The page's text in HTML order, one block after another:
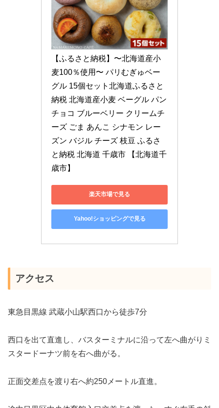
【ふるさと納税】〜北海道産小
麦100％使用〜 パリむぎゅベー
グル 15個セット北海道ふるさと
納税 北海道産小麦 ベーグル パン
チョコ ブルーベリー クリームチ
ーズ ごま あんこ シナモン レー
ズン バジル チーズ 枝豆 ふるさ
と納税 北海道 千歳市 【北海道千
歳市】
楽天市場で見る
Yahoo!ショッピングで見る
アクセス
東急目黒線 武蔵小山駅西口から徒歩7分
西口を出て直進し、バスターミナルに沿って左へ曲がりミ
スタードーナツ前を右へ曲がる。
正面交差点を渡り右へ約250メートル直進。